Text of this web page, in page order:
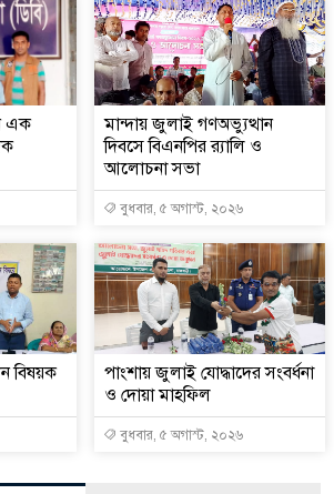
এক
মান্দায় জুলাই গণঅভ্যুত্থান
দিবসে বিএনপির র‍্যালি ও
আলোচনা সভা
বুধবার, ৫ অগাস্ট, ২০২৬
বিষয়ক
পাংশায় জুলাই যোদ্ধাদের সংবর্ধনা
ও দোয়া মাহফিল
বুধবার, ৫ অগাস্ট, ২০২৬